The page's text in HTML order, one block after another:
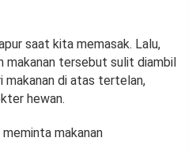
saat kita memasak. Lalu,
makanan tersebut sulit diambil
makanan di atas tertelan,
hewan.
makanan